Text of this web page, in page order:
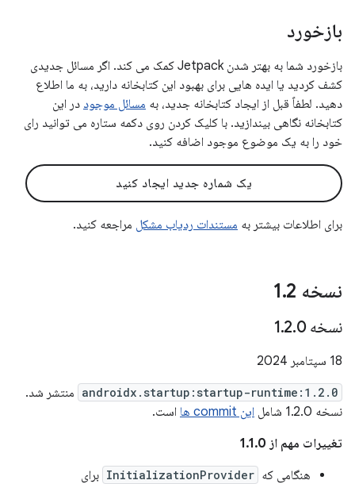
بازخورد
بازخورد شما به بهتر شدن Jetpack کمک می کند. اگر مسائل جدیدی
کشف کردید یا ایده هایی برای بهبود این کتابخانه دارید، به ما اطلاع
دهید. لطفاً قبل از ایجاد کتابخانه جدید، به مسائل موجود در این
کتابخانه نگاهی بیندازید. با کلیک کردن روی دکمه ستاره می توانید رای
خود را به یک موضوع موجود اضافه کنید.
یک شماره جدید ایجاد کنید
برای اطلاعات بیشتر به مستندات ردیاب مشکل مراجعه کنید.
نسخه 1 .2
نسخه 1 .2.0
18 سپتامبر 2024
androidx.startup:startup-runtime:1.2.0 منتشر شد.
نسخه 1.2.0 شامل
این commit ها
است.
تغییرات مهم از 1.1.0
هنگامی که InitializationProvider برای